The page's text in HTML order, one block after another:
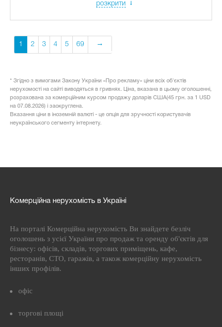
розкрити
1 2 3 4 5 69
* Згідно з вимогами Закону України «Про рекламу» ціни всіх об'єктів
нерухомості на сайті виводяться в гривнях. Ціна, вказана в цьому оголошенні,
розрахована за комерційним курсом продажу доларів США(45 грн. за 1 USD
на 07.08.2026) і заокруглена.
Вказання ціни в іноземній валюті - це опція для зручності користувачів
неукраїнського сегменту інтернету.
Комерційна нерухомість в Україні
На порталі Комерційна нерухомість Ви знайдете безліч
оголошень з усієї України про продаж та оренду об'єктів для
бізнесу: офісів, складів, торгових приміщень, кафе,
ресторанів, СТО, гаражів, а також комерційну нерухомість
інших профілів.
офіс
торгові площі